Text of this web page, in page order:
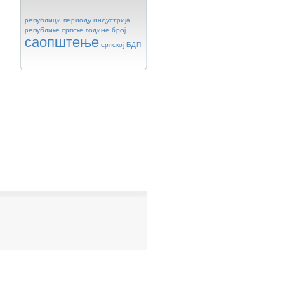
републици периоду индустрија
републике српске године број
саопштење српској БДП